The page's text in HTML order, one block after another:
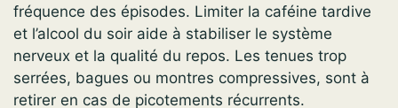
fréquence des épisodes. Limiter la caféine tardive
et l’alcool du soir aide à stabiliser le système
nerveux et la qualité du repos. Les tenues trop
serrées, bagues ou montres compressives, sont à
retirer en cas de picotements récurrents.